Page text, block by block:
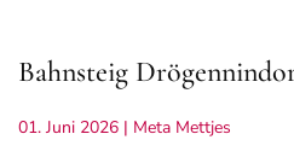
Bahnsteig
01. Juni 2026 | Meta Mettjes